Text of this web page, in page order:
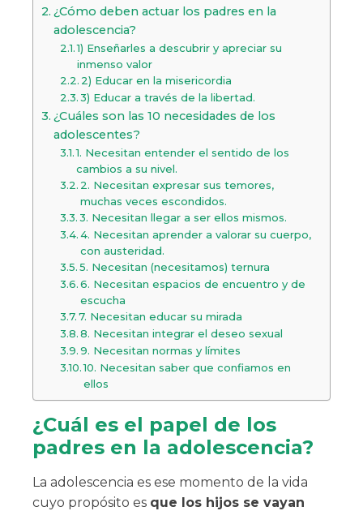
¿Cómo deben actuar los padres en la
adolescencia?
1) Enseñarles a descubrir y apreciar su
inmenso valor
2) Educar en la misericordia
3) Educar a través de la libertad.
¿Cuáles son las 10 necesidades de los
adolescentes?
1. Necesitan entender el sentido de los
cambios a su nivel.
2. Necesitan expresar sus temores,
muchas veces escondidos.
3. Necesitan llegar a ser ellos mismos.
4. Necesitan aprender a valorar su cuerpo,
con austeridad.
5. Necesitan (necesitamos) ternura
6. Necesitan espacios de encuentro y de
escucha
7. Necesitan educar su mirada
8. Necesitan integrar el deseo sexual
9. Necesitan normas y límites
10. Necesitan saber que confiamos en
ellos
¿Cuál es el papel de los
padres en la adolescencia?
La adolescencia es ese momento de la vida
cuyo propósito es que los hijos se vayan